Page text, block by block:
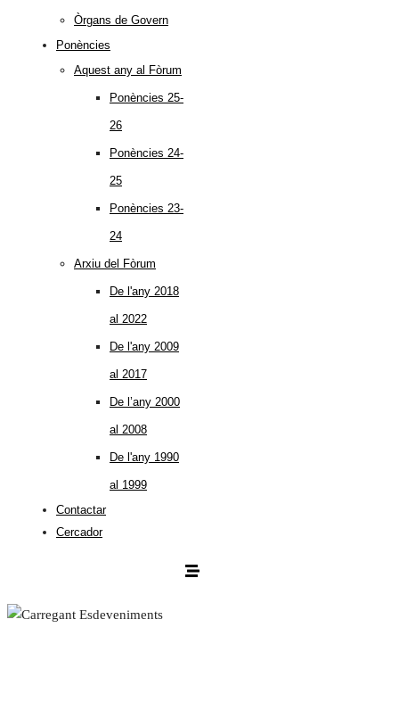
Òrgans de Govern
Ponències
Aquest any al Fòrum
Ponències 25-
26
Ponències 24-
25
Ponències 23-
24
Arxiu del Fòrum
De l'any 2018
al 2022
De l'any 2009
al 2017
De l’any 2000
al 2008
De l'any 1990
al 1999
Contactar
Cercador